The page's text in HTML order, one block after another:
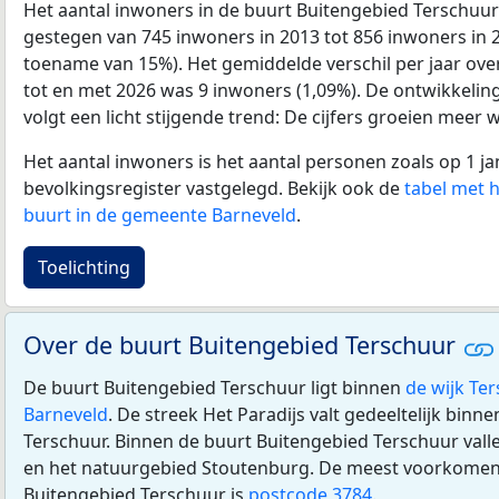
Het aantal inwoners in de buurt Buitengebied
gestegen van 745 inwoners in 2013 tot 856 inwoners in
toename van 15%). Het gemiddelde verschil per jaar
tot en met 2026 was 9 inwoners (1,09%). De
volgt een licht stijgende trend: De cijfers groeien meer
Het aantal inwoners is het aantal personen zoals op 1
bevolkingsregister vastgelegd. Bekijk ook detabel met
buurt in de gemeente Barneveld.
Toelichting
Over de buurt Buitengebied Terschuur
De buurt Buitengebied Terschuur ligt binnen de wijk
Barneveld. De streek Het Paradijs valt gedeeltelijk
Terschuur. Binnen de buurt Buitengebied Terschuur
en het natuurgebied Stoutenburg. De meest